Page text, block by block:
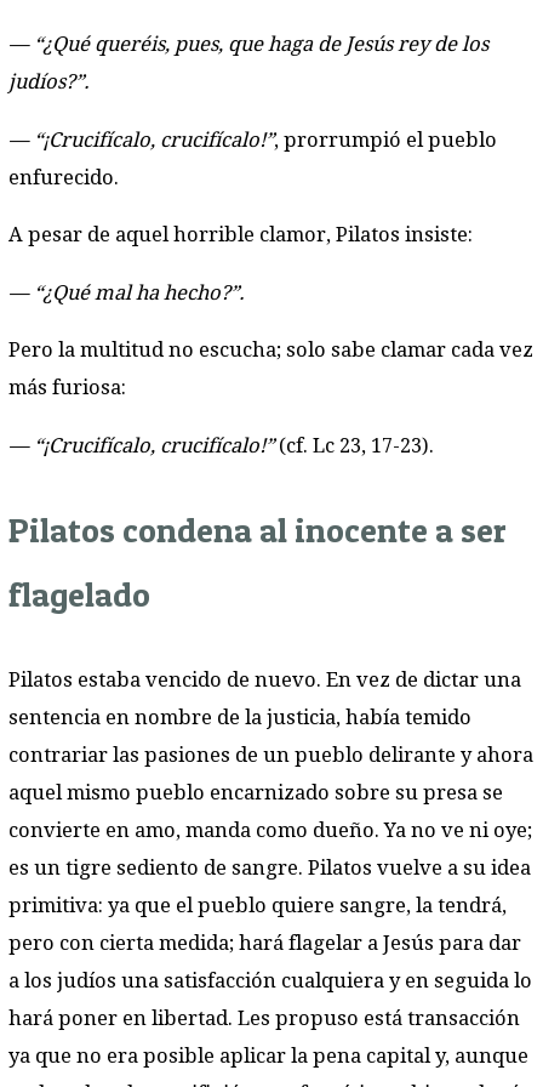
— “¿Qué queréis, pues, que haga de Jesús rey de los
judíos?”.
— “¡Crucifícalo, crucifícalo!”, prorrumpió el pueblo
enfurecido.
A pesar de aquel horrible clamor, Pilatos insiste:
— “¿Qué mal ha hecho?”.
Pero la multitud no escucha; solo sabe clamar cada vez
más furiosa:
— “¡Crucifícalo, crucifícalo!”(cf. Lc 23, 17-23).
Pilatos condena al inocente a ser
flagelado
Pilatos estaba vencido de nuevo. En vez de dictar una
sentencia en nombre de la justicia, había temido
contrariar las pasiones de un pueblo delirante y ahora
aquel mismo pueblo encarnizado sobre su presa se
convierte en amo, manda como dueño. Ya no ve ni oye;
es un tigre sediento de sangre. Pilatos vuelve a su idea
primitiva: ya que el pueblo quiere sangre, la tendrá,
pero con cierta medida; hará flagelar a Jesús para dar
a los judíos una satisfacción cualquiera y en seguida lo
hará poner en libertad. Les propuso está transacción
ya que no era posible aplicar la pena capital y, aunque